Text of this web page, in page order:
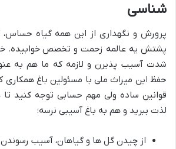
شناسی
پرورش و نگهداری از این همه گیاه
پشتش یه عالمه زحمت و تخصص خوابیده.
شدت آسیب پذیرن و لازمه که ما هم به
حفظ این میراث ملی با مسئولین باغ همکاری
قوانین ساده ولی مهم حسابی توجه کنید تا
لذت ببرید و هم به باغ آسیبی نرسه:
از چیدن گل ها و گیاهان، آسیب